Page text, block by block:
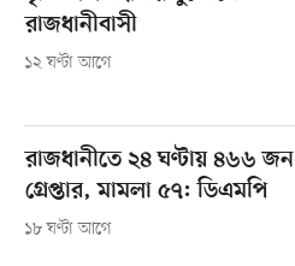
রাজধানীবাসী
১২ ঘণ্টা আগে
রাজধানীতে ২৪ ঘণ্টায় ৪৬৬ জন
গ্রেপ্তার, মামলা ৫৭: ডিএমপি
১৮ ঘণ্টা আগে